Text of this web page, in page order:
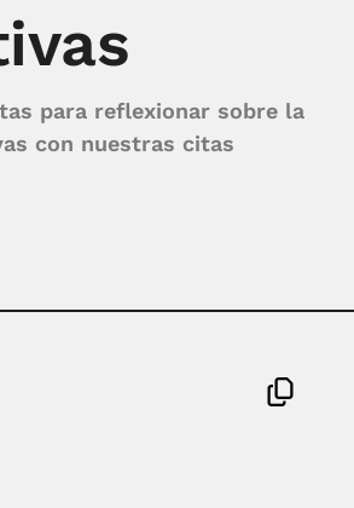
para reflexionar sobre la
con nuestras citas